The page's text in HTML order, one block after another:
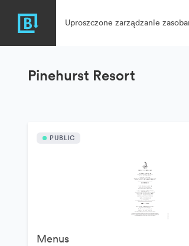
Uproszczone zarządzanie
Pinehurst Resort
PUBLIC
Menus